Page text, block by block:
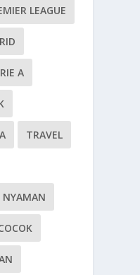
LEAGUE
A
TRAVEL